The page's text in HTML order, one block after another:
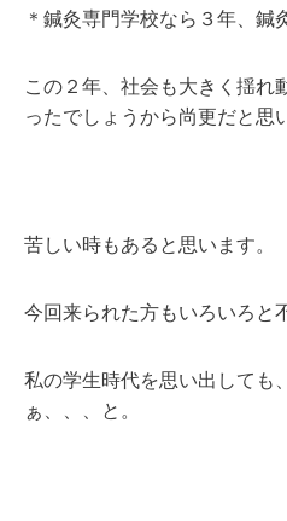
＊鍼灸専門学校なら３年、鍼
この２年、社会も大きく揺れ
ったでしょうから尚更だと思
苦しい時もあると思います。
今回来られた方もいろいろと
私の学生時代を思い出しても
ぁ、、、と。